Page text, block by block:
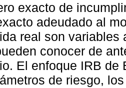
exacto de
adeudado al
real son
conocer de
El enfoque IRB
de riesgo,